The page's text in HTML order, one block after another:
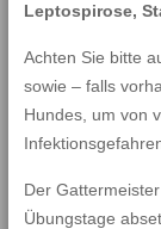
Leptospirose,
Achten Sie bitte
sowie – falls
Hundes, um von
Der
Übungstage